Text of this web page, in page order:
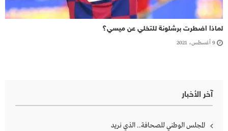
لماذا اضطرت برشلونة للتخلي عن ميسي؟
9 أغسطس، 2021
آخر الأخبار
المجلس الوطني للصحافة.. الذي نريد